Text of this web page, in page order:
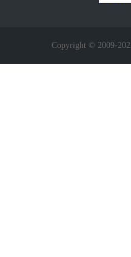
Copyright © 2009-